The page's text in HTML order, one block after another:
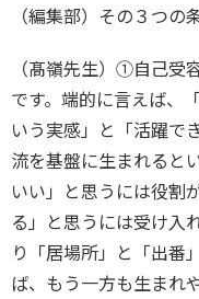
（編集部）その３つの
（髙嶺先生）①自己
です。端的に言えば、
いう実感」と「活躍で
流を基盤に生まれると
いい」と思うには役割
る」と思うには受け入
り「居場所」と「出番
ば、もう一方も生まれ